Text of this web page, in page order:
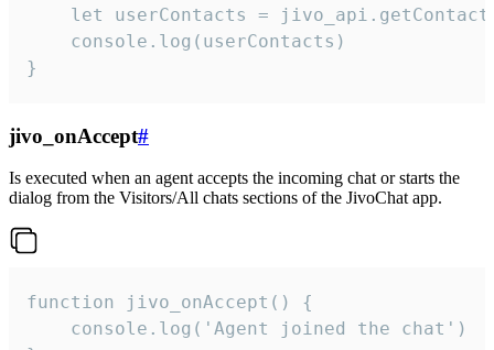
let userContacts =
    console.log(userContacts)
}
jivo_onAccept#
Is executed when an agent accepts the incoming chat or starts the
dialog from the Visitors/All chats sections of the JivoChat app.
function jivo_onAccept() {